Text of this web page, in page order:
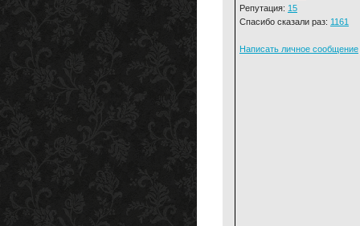
Репутация: 15
Спасибо сказали раз: 1161
Написать личное сообщение